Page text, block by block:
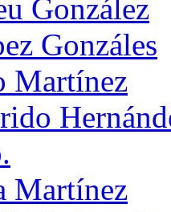
González
Gonzáles
Martínez
Martínez